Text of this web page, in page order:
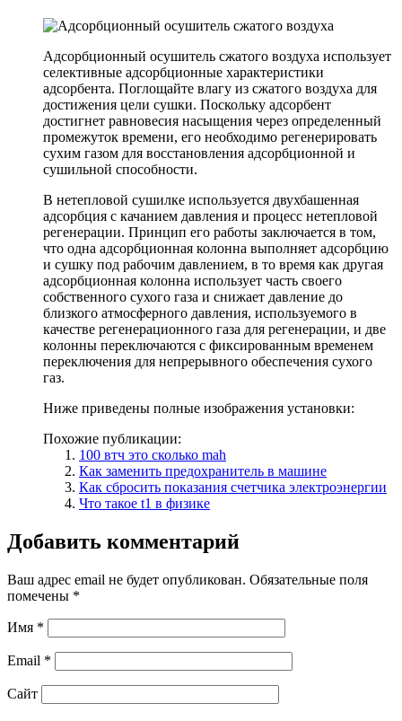
Адсорбционный осушитель сжатого воздуха использует
селективные адсорбционные характеристики
адсорбента. Поглощайте влагу из сжатого воздуха для
достижения цели сушки. Поскольку адсорбент
достигнет равновесия насыщения через определенный
промежуток времени, его необходимо регенерировать
сухим газом для восстановления адсорбционной и
сушильной способности.
В нетепловой сушилке используется двухбашенная
адсорбция с качанием давления и процесс нетепловой
регенерации. Принцип его работы заключается в том,
что одна адсорбционная колонна выполняет адсорбцию
и сушку под рабочим давлением, в то время как другая
адсорбционная колонна использует часть своего
собственного сухого газа и снижает давление до
близкого атмосферного давления, используемого в
качестве регенерационного газа для регенерации, и две
колонны переключаются с фиксированным временем
переключения для непрерывного обеспечения сухого
газ.
Ниже приведены полные изображения установки:
Похожие публикации:
100 втч это сколько mah
Как заменить предохранитель в машине
Как сбросить показания счетчика электроэнергии
Что такое t1 в физике
Добавить комментарий
Ваш адрес email не будет опубликован. Обязательные поля
помечены *
Имя *
Email *
Сайт